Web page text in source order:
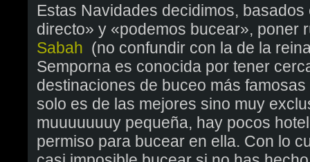
Estas Navidades decidimos,
directo» y «podemos bucear», poner
Sabah (no confundir con la de la
Semporna es conocida por tener
destinaciones de buceo más
solo es de las mejores sino muy
muuuuuuuy pequeña, hay pocos
permiso para bucear en ella. Con lo